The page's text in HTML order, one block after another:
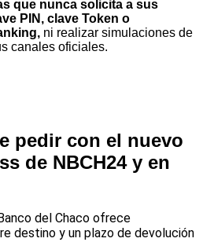
que nunca solicita a sus
PIN, clave Token o
ni realizar simulaciones de
canales oficiales.
pedir con el nuevo
de NBCH24 y en
del Chaco ofrece
destino y un plazo de devolución